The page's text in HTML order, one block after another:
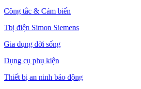
Công tắc & Cảm biến
Tbị điện Simon Siemens
Gia dụng đời sống
Dụng cụ phụ kiện
Thiết bị an ninh báo động